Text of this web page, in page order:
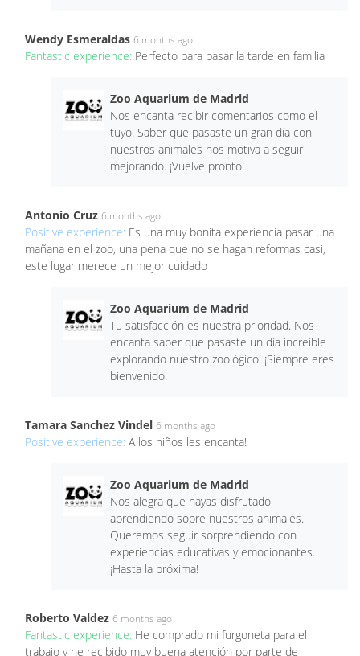
Wendy Esmeraldas 6 months ago
Fantastic experience: Perfecto para pasar la tarde en familia
Zoo Aquarium de Madrid
Nos encanta recibir comentarios como el
tuyo. Saber que pasaste un gran día con
nuestros animales nos motiva a seguir
mejorando. ¡Vuelve pronto!
Antonio Cruz 6 months ago
Positive experience: Es una muy bonita experiencia pasar una
mañana en el zoo, una pena que no se hagan reformas casi,
este lugar merece un mejor cuidado
Zoo Aquarium de Madrid
Tu satisfacción es nuestra prioridad. Nos
encanta saber que pasaste un día increíble
explorando nuestro zoológico. ¡Siempre eres
bienvenido!
Tamara Sanchez Vindel 6 months ago
Positive experience: A los niños les encanta!
Zoo Aquarium de Madrid
Nos alegra que hayas disfrutado
aprendiendo sobre nuestros animales.
Queremos seguir sorprendiendo con
experiencias educativas y emocionantes.
¡Hasta la próxima!
Roberto Valdez 6 months ago
Fantastic experience: He comprado mi furgoneta para el
trabajo y he recibido muy buena atención por parte de